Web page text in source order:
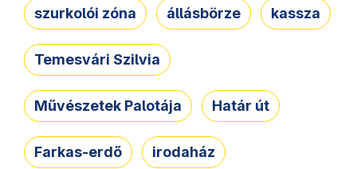
szurkolói zóna állásbörze kassza
Temesvári Szilvia
Művészetek Palotája Határ út
Farkas-erdő irodaház